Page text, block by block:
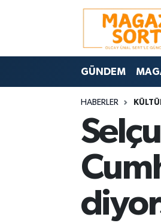
GÜNDEM
HABERLER
Nöbetçi Eczaneler
Hava Durumu
Trafik Durumu
Süper Lig Puan Durumu ve
Tüm Manşetler
Son Dakika Haberleri